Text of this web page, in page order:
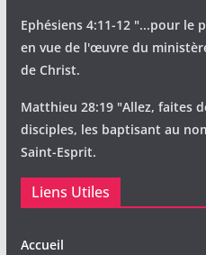
Ephésiens 4:11-12 "...pour le
en vue de l'œuvre du
de Christ.
Matthieu 28:19 "Allez, faites
disciples, les baptisant au
Saint-Esprit.
Liens Utiles
Accueil